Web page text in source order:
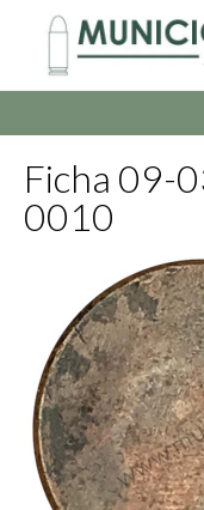
contenido
Ficha 09-
0010